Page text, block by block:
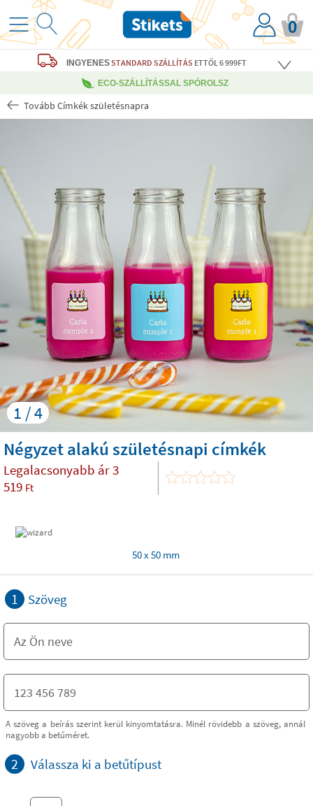
0
INGYENESSTANDARD SZÁLLÍTÁS ETTŐL 6 999FT
ECO-SZÁLLÍTÁSSAL SPÓROLSZ
Tovább Címkék születésnapra
1 / 4
Négyzet alakú születésnapi címkék
Legalacsonyabb ár3
519 Ft
50 x 50 mm
1 Szöveg
A szöveg a beírás szerint kerül kinyomtatásra. Minél rövidebb a szöveg, annál
nagyobb a betűméret.
2 Válassza ki a betűtípust